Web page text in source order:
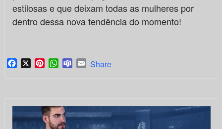
estilosas e que deixam todas as mulheres por
dentro dessa nova tendência do momento!
Facebook
X PinterestWhatsApp
TeamsEmail
Share